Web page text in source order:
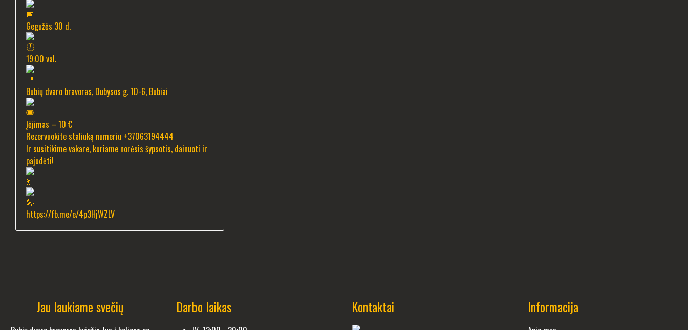
Gegužės 30 d.
19:00 val.
Bubių dvaro bravoras, Dubysos g. 1D-6, Bubiai
Įėjimas – 10 €
Rezervuokite staliuką numeriu +37063194444
Ir susitikime vakare, kuriame norėsis šypsotis, dainuoti ir
pajudėti!
https://fb.me/e/4p3HjWZLV
Jau laukiame svečių Darbo laikas Kontaktai Informacija